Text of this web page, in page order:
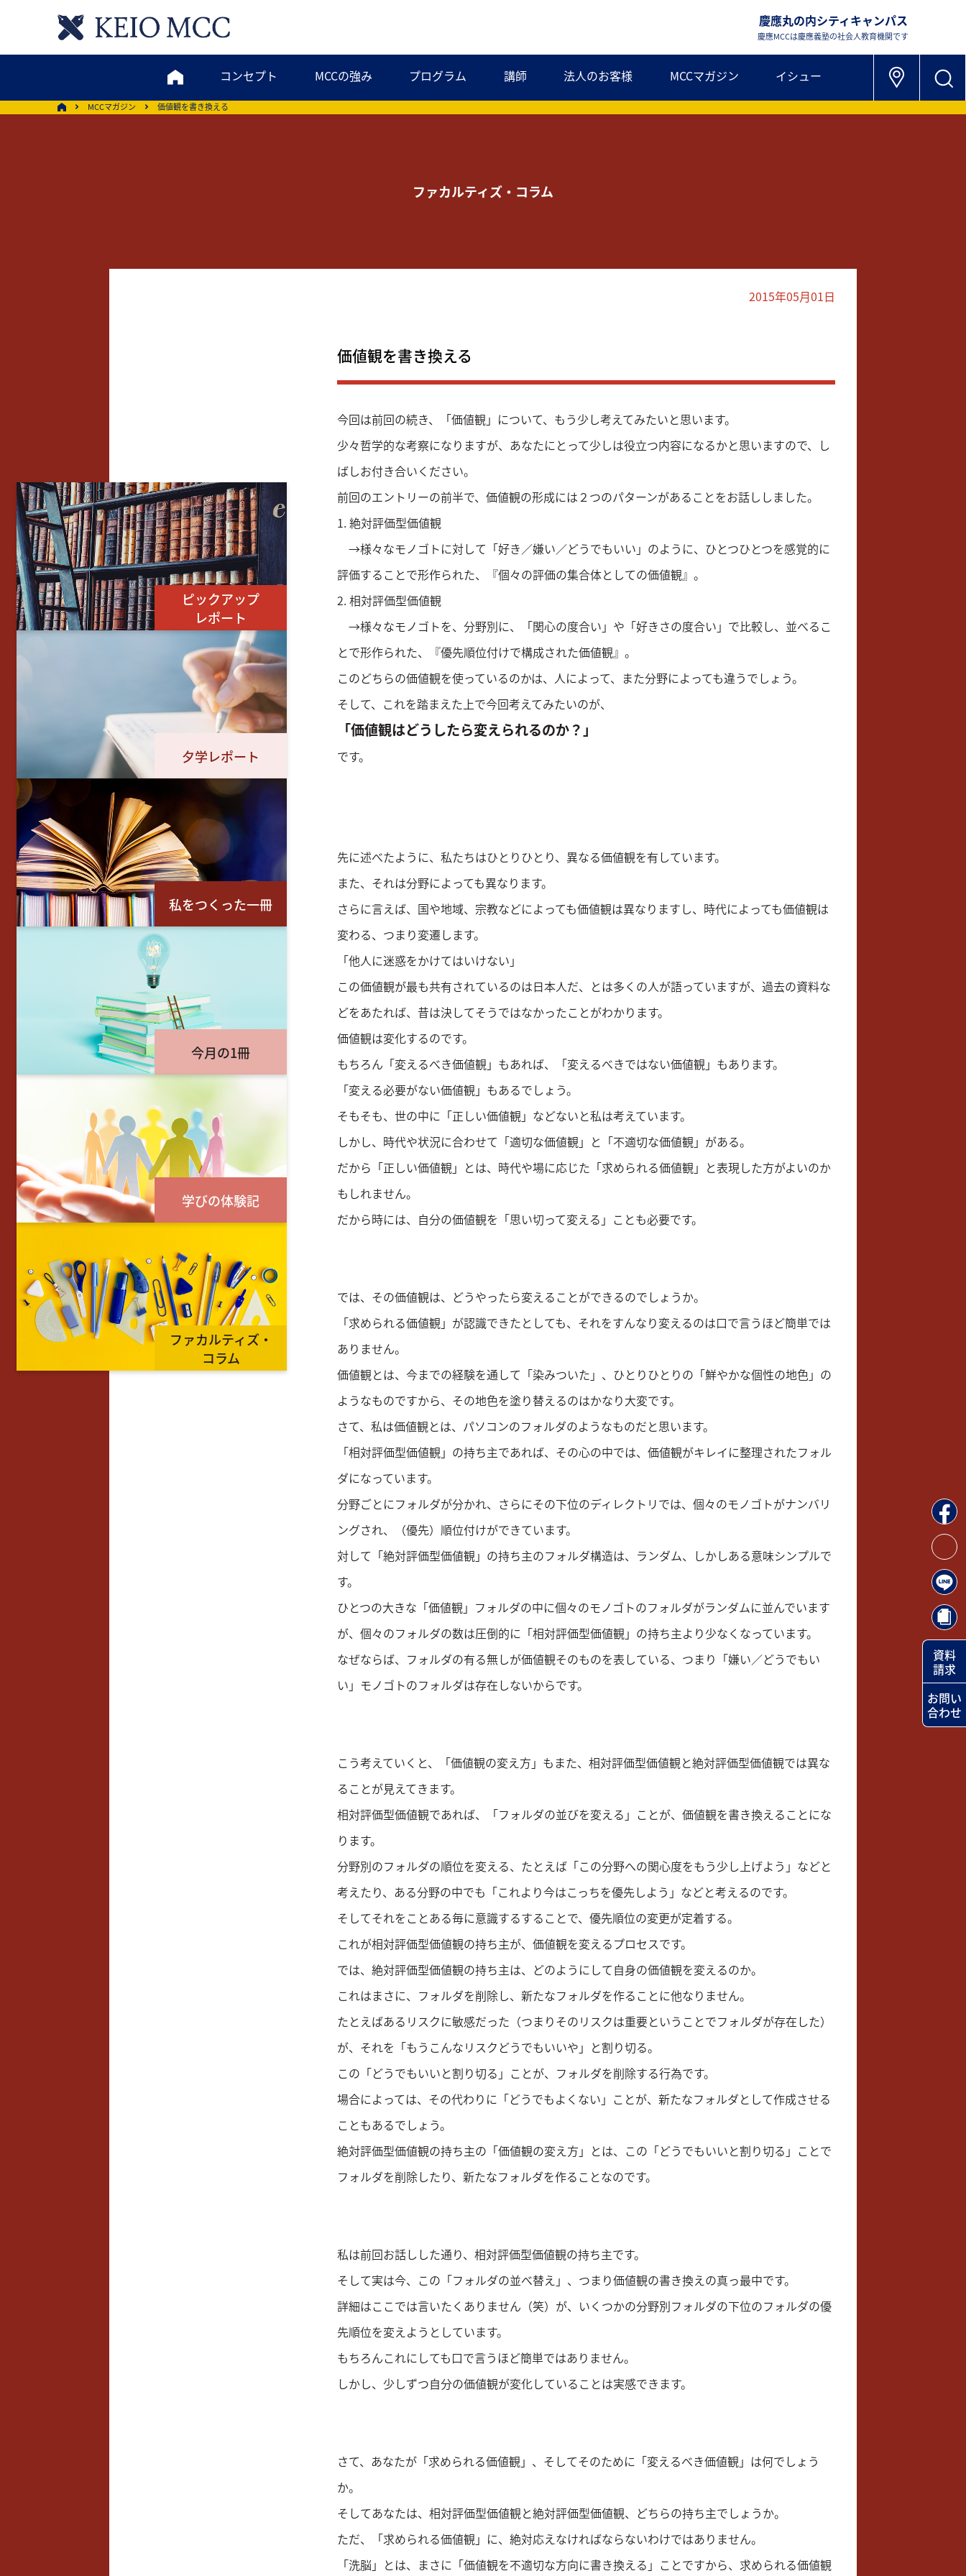
慶應丸の内シティキャンパス
慶應MCCは慶應義塾の社会人教育機関です
コンセプト MCCの強み プログラム 講師 法人のお客様 MCCマガジン イシュー
MCCマガジン 価値観を書き換える
ファカルティズ・コラム
2015年05月01日
価値観を書き換える
今回は前回の続き、「価値観」について、もう少し考えてみたいと思います。
少々哲学的な考察になりますが、あなたにとって少しは役立つ内容になるかと思いますので、し
ばしお付き合いください。
前回のエントリーの前半で、価値観の形成には２つのパターンがあることをお話ししました。
1. 絶対評価型価値観
→様々なモノゴトに対して「好き／嫌い／どうでもいい」のように、ひとつひとつを感覚的に
評価することで形作られた、『個々の評価の集合体としての価値観』。
2. 相対評価型価値観
→様々なモノゴトを、分野別に、「関心の度合い」や「好きさの度合い」で比較し、並べるこ
とで形作られた、『優先順位付けで構成された価値観』。
このどちらの価値観を使っているのかは、人によって、また分野によっても違うでしょう。
そして、これを踏まえた上で今回考えてみたいのが、
「価値観はどうしたら変えられるのか？」
です。
先に述べたように、私たちはひとりひとり、異なる価値観を有しています。
また、それは分野によっても異なります。
さらに言えば、国や地域、宗教などによっても価値観は異なりますし、時代によっても価値観は
変わる、つまり変遷します。
「他人に迷惑をかけてはいけない」
この価値観が最も共有されているのは日本人だ、とは多くの人が語っていますが、過去の資料な
どをあたれば、昔は決してそうではなかったことがわかります。
価値観は変化するのです。
もちろん「変えるべき価値観」もあれば、「変えるべきではない価値観」もあります。
「変える必要がない価値観」もあるでしょう。
そもそも、世の中に「正しい価値観」などないと私は考えています。
しかし、時代や状況に合わせて「適切な価値観」と「不適切な価値観」がある。
だから「正しい価値観」とは、時代や場に応じた「求められる価値観」と表現した方がよいのか
もしれません。
だから時には、自分の価値観を「思い切って変える」ことも必要です。
では、その価値観は、どうやったら変えることができるのでしょうか。
「求められる価値観」が認識できたとしても、それをすんなり変えるのは口で言うほど簡単では
ありません。
価値観とは、今までの経験を通して「染みついた」、ひとりひとりの「鮮やかな個性の地色」の
ようなものですから、その地色を塗り替えるのはかなり大変です。
さて、私は価値観とは、パソコンのフォルダのようなものだと思います。
「相対評価型価値観」の持ち主であれば、その心の中では、価値観がキレイに整理されたフォル
ダになっています。
分野ごとにフォルダが分かれ、さらにその下位のディレクトリでは、個々のモノゴトがナンバリ
ングされ、（優先）順位付けができています。
対して「絶対評価型価値観」の持ち主のフォルダ構造は、ランダム、しかしある意味シンプルで
す。
ひとつの大きな「価値観」フォルダの中に個々のモノゴトのフォルダがランダムに並んでいます
が、個々のフォルダの数は圧倒的に「相対評価型価値観」の持ち主より少なくなっています。
なぜならば、フォルダの有る無しが価値観そのものを表している、つまり「嫌い／どうでもい
い」モノゴトのフォルダは存在しないからです。
こう考えていくと、「価値観の変え方」もまた、相対評価型価値観と絶対評価型価値観では異な
ることが見えてきます。
相対評価型価値観であれば、「フォルダの並びを変える」ことが、価値観を書き換えることにな
ります。
分野別のフォルダの順位を変える、たとえば「この分野への関心度をもう少し上げよう」などと
考えたり、ある分野の中でも「これより今はこっちを優先しよう」などと考えるのです。
そしてそれをことある毎に意識するすることで、優先順位の変更が定着する。
これが相対評価型価値観の持ち主が、価値観を変えるプロセスです。
では、絶対評価型価値観の持ち主は、どのようにして自身の価値観を変えるのか。
これはまさに、フォルダを削除し、新たなフォルダを作ることに他なりません。
たとえばあるリスクに敏感だった（つまりそのリスクは重要ということでフォルダが存在した）
が、それを「もうこんなリスクどうでもいいや」と割り切る。
この「どうでもいいと割り切る」ことが、フォルダを削除する行為です。
場合によっては、その代わりに「どうでもよくない」ことが、新たなフォルダとして作成させる
こともあるでしょう。
絶対評価型価値観の持ち主の「価値観の変え方」とは、この「どうでもいいと割り切る」ことで
フォルダを削除したり、新たなフォルダを作ることなのです。
私は前回お話しした通り、相対評価型価値観の持ち主です。
そして実は今、この「フォルダの並べ替え」、つまり価値観の書き換えの真っ最中です。
詳細はここでは言いたくありません（笑）が、いくつかの分野別フォルダの下位のフォルダの優
先順位を変えようとしています。
もちろんこれにしても口で言うほど簡単ではありません。
しかし、少しずつ自分の価値観が変化していることは実感できます。
さて、あなたが「求められる価値観」、そしてそのために「変えるべき価値観」は何でしょう
か。
そしてあなたは、相対評価型価値観と絶対評価型価値観、どちらの持ち主でしょうか。
ただ、「求められる価値観」に、絶対応えなければならないわけではありません。
「洗脳」とは、まさに「価値観を不適切な方向に書き換える」ことですから、求められる価値観
ピックアップ
レポート
夕学レポート
私をつくった一冊
今月の1冊
学びの体験記
ファカルティズ・
コラム
資料
請求
お問い
合わせ